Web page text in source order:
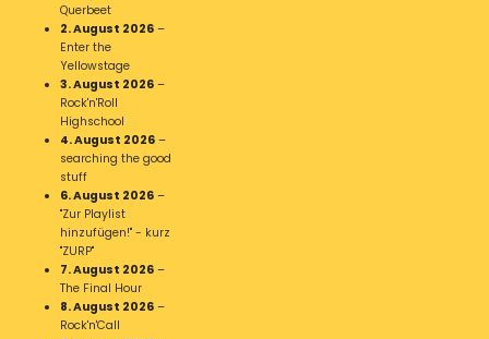
Querbeet
2. August 2026 –
Enter the
Yellowstage
3. August 2026 –
Rock'n'Roll
Highschool
4. August 2026 –
searching the good
stuff
6. August 2026 –
"Zur Playlist
hinzufügen!" - kurz
"ZURP"
7. August 2026 –
The Final Hour
8. August 2026 –
Rock'n'Call